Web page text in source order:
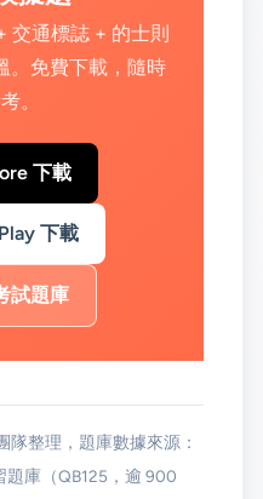
交通標誌 + 的士則
。免費下載，隨時
。
下載
下載
試題庫
隊整理，題庫數據來源：
題庫（QB125，逾 900